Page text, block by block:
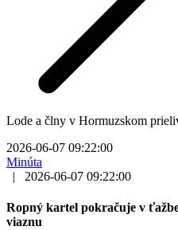
Lode a člny v Hormuzskom
2026-06-07 09:22:00
Minúta
|
2026-06-07 09:22:00
Ropný kartel pokračuje v
viaznu